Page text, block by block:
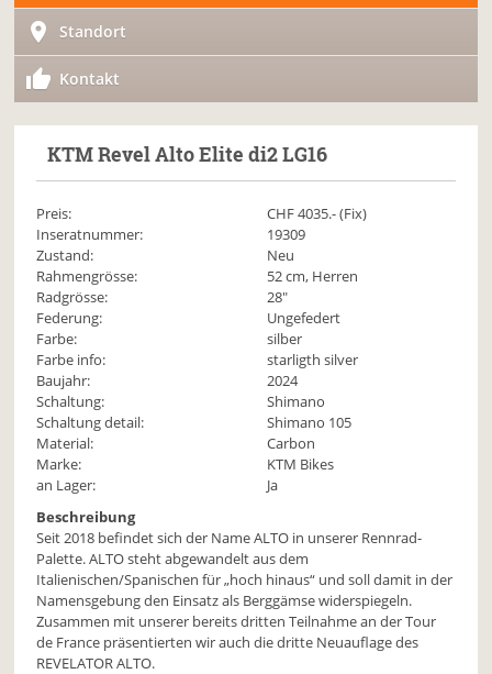
Standort
Kontakt
KTMRevel Alto Elite di2 LG16
Preis: CHF4035.- (Fix)
Inseratnummer:
19309
Zustand:
Neu
Rahmengrösse:
52 cm, Herren
Radgrösse:
28"
Federung:
Ungefedert
Farbe:
silber
Farbe info:
starligth silver
Baujahr:
2024
Schaltung:
Shimano
Schaltung detail:
Shimano 105
Material:
Carbon
Marke:
KTM Bikes
an Lager:
Ja
Beschreibung
Seit 2018 befindet sich der Name ALTO in unserer Rennrad-
Palette. ALTO steht abgewandelt aus dem
Italienischen/Spanischen für „hoch hinaus“ und soll damit in der
Namensgebung den Einsatz als Berggämse widerspiegeln.
Zusammen mit unserer bereits dritten Teilnahme an der Tour
de France präsentierten wir auch die dritte Neuauflage des
REVELATOR ALTO.